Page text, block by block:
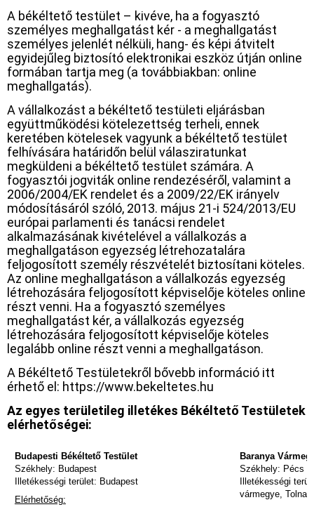
A békéltető testület – kivéve, ha a fogyasztó
személyes meghallgatást kér - a meghallgatást
személyes jelenlét nélküli, hang- és képi átvitelt
egyidejűleg biztosító elektronikai eszköz útján online
formában tartja meg (a továbbiakban: online
meghallgatás).
A vállalkozást a békéltető testületi eljárásban
együttműködési kötelezettség terheli, ennek
keretében kötelesek vagyunk a békéltető testület
felhívására határidőn belül válasziratunkat
megküldeni a békéltető testület számára. A
fogyasztói jogviták online rendezéséről, valamint a
2006/2004/EK rendelet és a 2009/22/EK irányelv
módosításáról szóló, 2013. május 21-i 524/2013/EU
európai parlamenti és tanácsi rendelet
alkalmazásának kivételével a vállalkozás a
meghallgatáson egyezség létrehozatalára
feljogosított személy részvételét biztosítani köteles.
Az online meghallgatáson a vállalkozás egyezség
létrehozására feljogosított képviselője köteles online
részt venni. Ha a fogyasztó személyes
meghallgatást kér, a vállalkozás egyezség
létrehozására feljogosított képviselője köteles
legalább online részt venni a meghallgatáson.
A Békéltető Testületekről bővebb információ itt
érhető el: https://www.bekeltetes.hu
Az egyes területileg illetékes Békéltető Testületek
elérhetőségei:
Budapesti Békéltető Testület
Székhely: Budapest
Illetékességi terület: Budapest
Elérhetőség:
Baranya
Székhely: Pécs
Illetékességi
vármegye, Tolna